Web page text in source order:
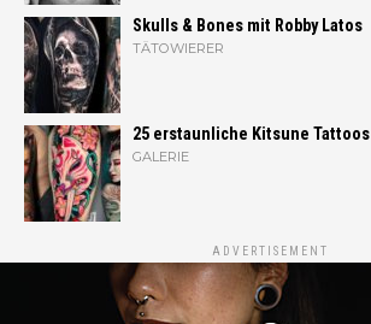
Skulls & Bones mit Robby Latos
TÄTOWIERER
25 erstaunliche Kitsune Tattoos
GALERIE
ADVERTISEMENT